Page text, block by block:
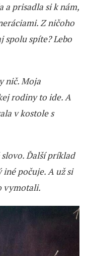
a prisadla si k nám,
Z ničoho
spolu spíte? Lebo
nič. Moja
rodiny to ide. A
v kostole s
Ďalší príklad
počuje. A už si
vymotali.